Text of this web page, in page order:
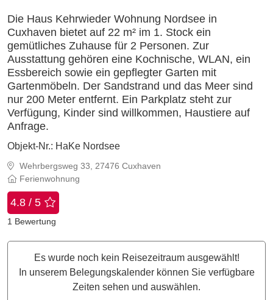
Die Haus Kehrwieder Wohnung Nordsee in
Cuxhaven bietet auf 22 m² im 1. Stock ein
gemütliches Zuhause für 2 Personen. Zur
Ausstattung gehören eine Kochnische, WLAN, ein
Essbereich sowie ein gepflegter Garten mit
Gartenmöbeln. Der Sandstrand und das Meer sind
nur 200 Meter entfernt. Ein Parkplatz steht zur
Verfügung, Kinder sind willkommen, Haustiere auf
Anfrage.
Objekt-Nr.: HaKe Nordsee
Wehrbergsweg 33, 27476 Cuxhaven
Ferienwohnung
4.8 / 5
1 Bewertung
Es wurde noch kein Reisezeitraum ausgewählt!
In unserem Belegungskalender können Sie verfügbare
Zeiten sehen und auswählen.